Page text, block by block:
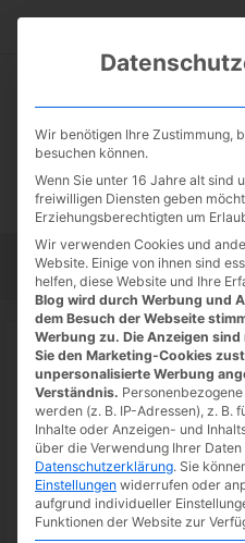
Startseite Tipps
Startseite»News
Call of Duty:
Gameplay Trailer
08.06.2022/ VonSpoonie/
minute of reading
Der neueste Ableger der Call
wird vom StudioInfinity Ward
Wir benötigen Ihre Zustimmung,
besuchen können.
Wenn Sie unter 16 Jahre alt sind
freiwilligen Diensten geben
Erziehungsberechtigten um
Wir verwenden Cookies und
Website. Einige von ihnen sind
helfen, diese Website und Ihre
Blog wird durch Werbung und
dem Besuch der Webseite
Werbung zu. Die Anzeigen
Sie den Marketing-Cookies
unpersonalisierte Werbung
Verständnis.
werden (z. B. IP-Adressen), z. B.
Inhalte oder Anzeigen- und
über die Verwendung Ihrer
Datenschutzerklärung. Sie
Einstellungen widerrufen oder
aufgrund individueller
Funktionen der Website zur